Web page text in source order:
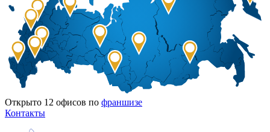
Открыто 12 офисов по франшизе
Контакты